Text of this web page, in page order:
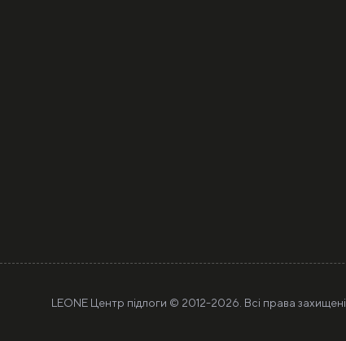
LEONE Центр підлоги © 2012-2026. Всі права захищені.